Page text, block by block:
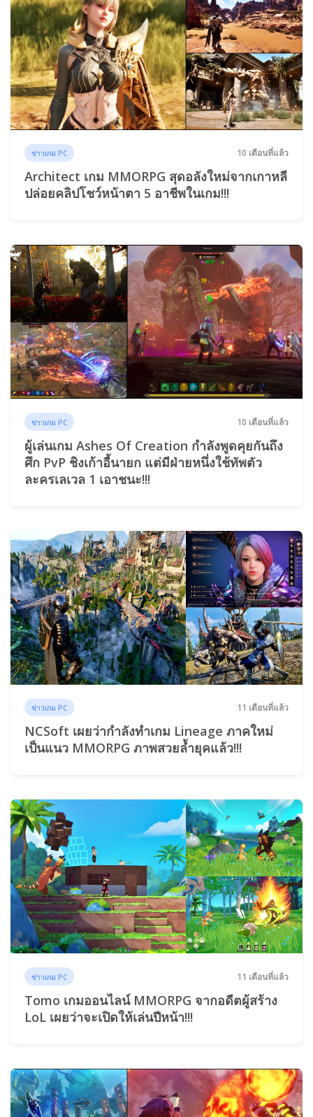
ข่าวเกม PC 10 เดือนที่แล้ว
Architect เกม MMORPG สุดอลังใหม่จากเกาหลี
ปล่อยคลิปโชว์หน้าตา 5 อาชีพในเกม!!!
ข่าวเกม PC 10 เดือนที่แล้ว
ผู้เล่นเกม Ashes Of Creation กำลังพูดคุยกันถึง
ศึก PvP ชิงเก้าอี้นายก แต่มีฝ่ายหนึ่งใช้ทัพตัว
ละครเลเวล 1 เอาชนะ!!!
ข่าวเกม PC 11 เดือนที่แล้ว
NCSoft เผยว่ากำลังทำเกม Lineage ภาคใหม่
เป็นแนว MMORPG ภาพสวยล้ำยุคแล้ว!!!
ข่าวเกม PC 11 เดือนที่แล้ว
Tomo เกมออนไลน์ MMORPG จากอดีตผู้สร้าง
LoL เผยว่าจะเปิดให้เล่นปีหน้า!!!